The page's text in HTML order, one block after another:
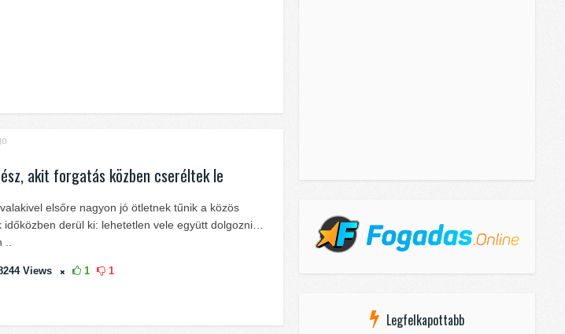
akit forgatás közben cseréltek le
elsőre nagyon jó ötletnek tűnik a közös
időközben derül ki: lehetetlen vele együtt dolgozni…
Views 1 1
Legfelkapottabb